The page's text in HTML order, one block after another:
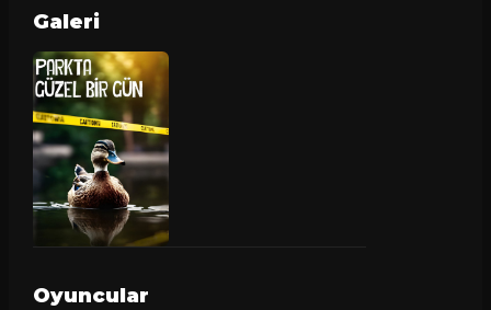
Galeri
Oyuncular